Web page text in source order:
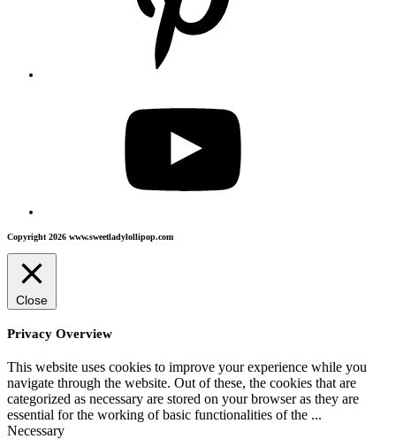
Copyright 2026 www.sweetladylollipop.com
Close
Privacy Overview
This website uses cookies to improve your experience while you
navigate through the website. Out of these, the cookies that are
categorized as necessary are stored on your browser as they are
essential for the working of basic functionalities of the ...
Necessary